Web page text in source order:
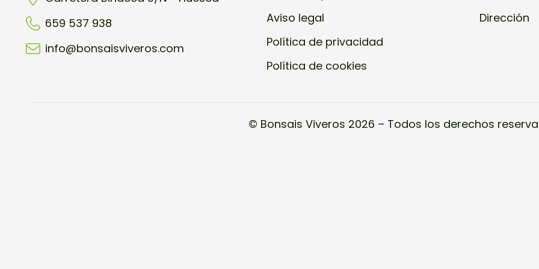
659 537 938
info@bonsaisviveros.com
Aviso legal
Política de privacidad
Política de cookies
Dirección
© Bonsais Viveros 2026 – Todos los derechos